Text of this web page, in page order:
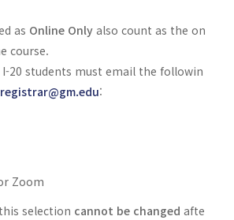
as Online Onlyalso count as the on
course.
20 students must email the followin
registrar@gm.edu:
Zoom
selection cannot be changed afte